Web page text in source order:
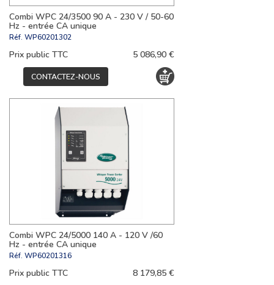
Combi WPC 24/3500 90 A - 230 V / 50-60
Hz - entrée CA unique
Réf. WP60201302
Prix public TTC 5 086,90 €
CONTACTEZ-NOUS
Combi WPC 24/5000 140 A - 120 V /60
Hz - entrée CA unique
Réf. WP60201316
Prix public TTC 8 179,85 €